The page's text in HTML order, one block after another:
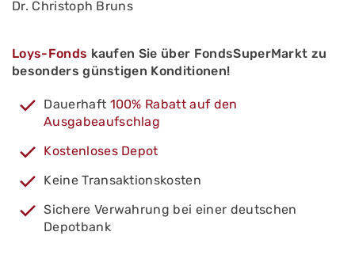
Dr. Christoph Bruns
Loys-Fonds kaufen Sie über FondsSuperMarkt zu
besonders günstigen Konditionen!
Dauerhaft 100% Rabatt auf den
Ausgabeaufschlag
Kostenloses Depot
Keine Transaktionskosten
Sichere Verwahrung bei einer deutschen
Depotbank